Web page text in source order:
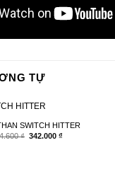
TỰ
SWITCH HITTER
₫ Giá
342.000₫